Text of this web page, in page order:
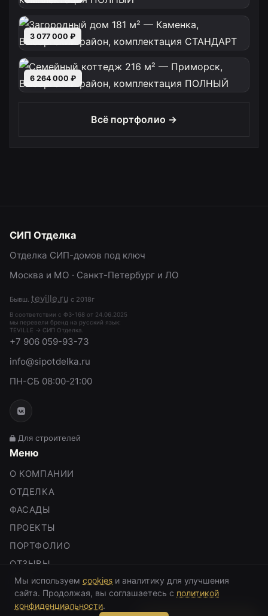
3 077 000 ₽
6 264 000 ₽
Всё портфолио →
СИП Отделка
Отделка СИП-домов под ключ
Москва и МО · Санкт-Петербург и ЛО
Бывш. teville.ru с 2018г
В соответствии с ФЗ-168 от 24.06.2025
мы перевели бренд на русский язык:
TEVILLE → СИП Отделка.
+7 906 059-93-73
info@sipotdelka.ru
ПН-СБ 08:00-21:00
Для строителей
Меню
О КОМПАНИИ
ОТДЕЛКА
ФАСАДЫ
ПРОЕКТЫ
ПОРТФОЛИО
ОТЗЫВЫ
БЛОГ
КАЛЬКУЛЯТОР
Мы используем cookies и аналитику для улучшения
сайта. Продолжая, вы соглашаетесь с политикой
конфиденциальности.